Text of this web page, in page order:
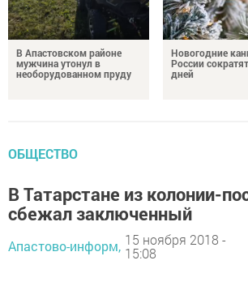
В Апастовском районе
мужчина утонул в
необорудованном пруду
Новогодние
России
дней
ОБЩЕСТВО
В Татарстане из колонии-
сбежал заключенный
Апастово-информ, 15 ноября 2018 -
15:08